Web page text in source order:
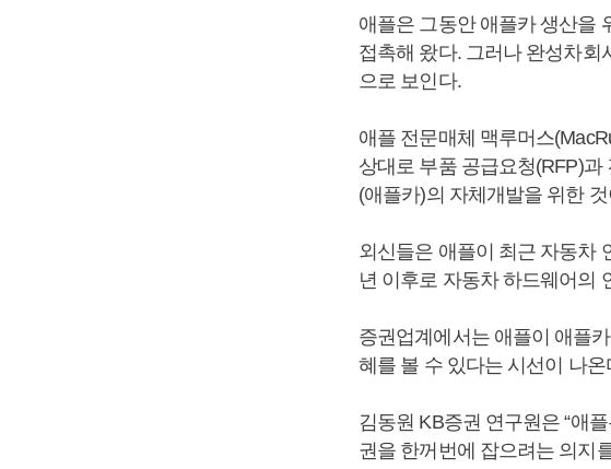
애플은 그동안 애플카 생산을
접촉해 왔다. 그러나 완성차회
으로 보인다.
애플 전문매체 맥루머스
상대로 부품 공급요청(RFP)과
(애플카)의 자체개발을 위한
외신들은 애플이 최근 자동차
년 이후로 자동차 하드웨어의
증권업계에서는 애플이 애플
혜를 볼 수 있다는 시선이 나온
김동원 KB증권 연구원은 “애
권을 한꺼번에 잡으려는 의지